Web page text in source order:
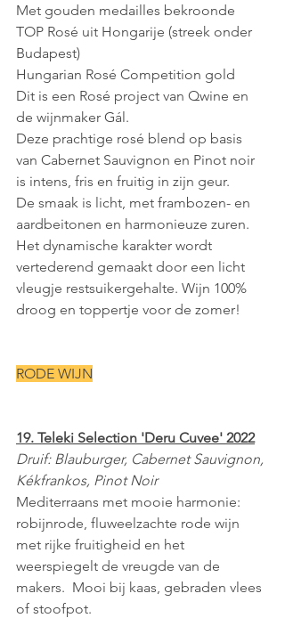
Met gouden medailles bekroonde
TOP Rosé uit Hongarije (streek onder
Budapest)
Hungarian Rosé Competition gold
Dit is een Rosé project van Qwine en
de wijnmaker Gál.
Deze prachtige rosé blend op basis
van Cabernet Sauvignon en Pinot noir
is intens, fris en fruitig in zijn geur.
De smaak is licht, met frambozen- en
aardbeitonen en harmonieuze zuren.
Het dynamische karakter wordt
vertederend gemaakt door een licht
vleugje restsuikergehalte. Wijn 100%
droog en toppertje voor de zomer!
RODE WIJN
19. Teleki Selection 'Deru Cuvee' 2022
Druif: Blauburger, Cabernet Sauvignon,
Kékfrankos, Pinot Noir
Mediterraans met mooie harmonie:
robijnrode, fluweelzachte rode wijn
met rijke fruitigheid en het
weerspiegelt de vreugde van de
makers.  Mooi bij kaas, gebraden vlees
of stoofpot.